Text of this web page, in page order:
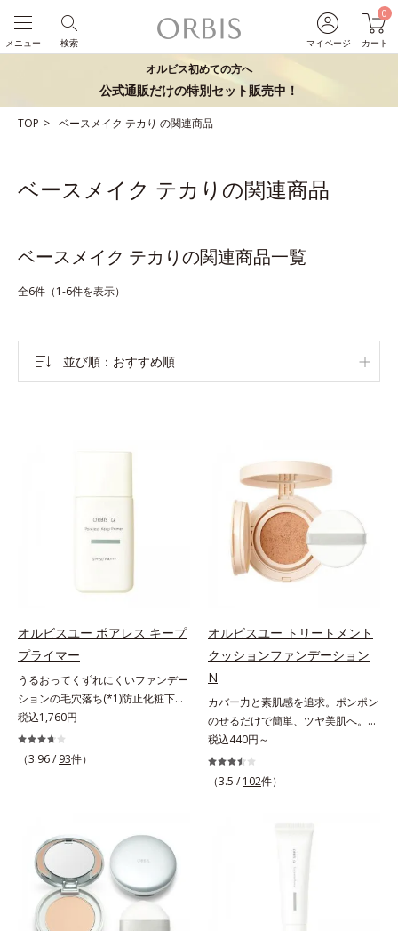
マイページ
0
カート
検索
メニュー
オルビス初めての方へ
公式通販だけの特別セット販売中！
TOP ベースメイク テカり の関連商品
ベースメイク テカりの関連商品
ベースメイク テカりの関連商品一覧
全6件（1-6件を表示）
並び順 おすすめ順
オルビスユー ポアレス キープ
プライマー
うるおってくずれにくいファンデー
ションの毛穴落ち(*1)防止化粧下
地。ファンデーションの毛穴落ち
(*1)防止化粧下地です。毛穴
1/10000サイズのマイクロカバー成
と皮脂のバランスを整え、乾燥＆ベ
タつきレスに。さらに毛穴周りの肌
にうるおいを与え、キュッと引き締
め＆ハリ感をUPさせます。また皮
脂を感知するとギュッと固まる膜を
税込1,760円
（3.96 / 93件）
オルビスユー トリートメント
クッションファンデーション
N
カバー力と素肌感を追求。ポンポン
のせるだけで簡単、ツヤ美肌へ。カ
バー力と素肌感を両立する、簡単ツ
ヤ美肌クッションファンデーション
です。多方向へ光を拡散し、高いソ
との親和性が高いアミノ酸系パウダ
ー(*)を配合。みずみずしく肌になじ
み、厚塗り感なくピタッと密着しま
す。毛穴、シミ、くすみ、凹凸、色
ムラなどの大人の肌悩みをポンポン
税込440円～
（3.5 / 102件）